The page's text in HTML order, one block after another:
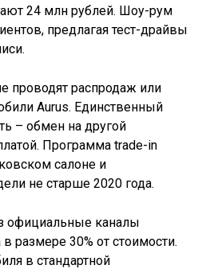
24 млн рублей. Шоу-рум
предлагая тест-драйвы
проводят распродаж или
Aurus. Единственный
– обмен на другой
Программа trade-in
салоне и
не старше 2020 года.
официальные каналы
размере 30% от стоимости.
в стандартной